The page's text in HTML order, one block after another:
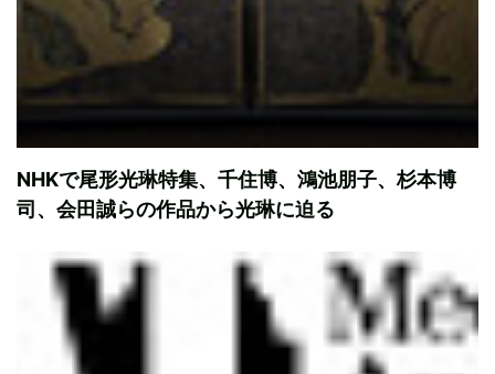
NHKで尾形光琳特集、千住博、鴻池朋子、杉本博
司、会田誠らの作品から光琳に迫る